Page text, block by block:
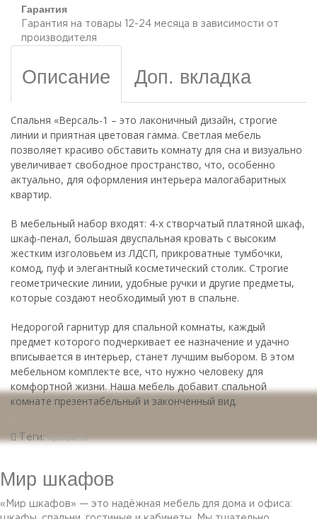
Гарантия
Гарантия на товары 12-24 месяца в зависимости от
производителя
Описание Доп. вкладка
Спальня «Версаль-1 – это лаконичный дизайн, строгие
линии и приятная цветовая гамма. Светлая мебель
позволяет красиво обставить комнату для сна и визуально
увеличивает свободное пространство, что, особенно
актуально, для оформления интерьера малогабаритных
квартир.
В мебельный набор входят: 4-х створчатый платяной шкаф,
шкаф-пенал, большая двуспальная кровать с высоким
жестким изголовьем из ЛДСП, прикроватные тумбочки,
комод, пуф и элегантный косметический столик. Строгие
геометрические линии, удобные ручки и другие предметы,
которые создают необходимый уют в спальне.
Недорогой гарнитур для спальной комнаты, каждый
предмет которого подчеркивает ее назначение и удачно
вписывается в интерьер, станет лучшим выбором. В этом
мебельном комплекте все, что нужно человеку для
комфортной жизни. Наша мебель добавит спальной
комнате презентабельный и законченный вид.
Теги:кровать
Мир шкафов
«Мир шкафов» — это надёжная мебель для дома и офиса: